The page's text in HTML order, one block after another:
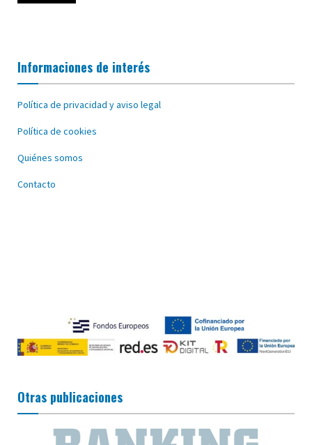
Informaciones de interés
Política de privacidad y aviso legal
Política de cookies
Quiénes somos
Contacto
Otras publicaciones